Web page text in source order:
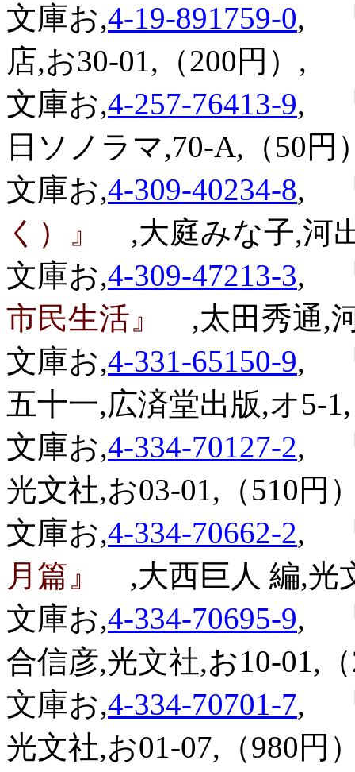
文庫お,4-19-891759-0,
店,お30-01,（200円）,
文庫お,4-257-76413-9,
日ソノラマ,70-A,（50円
文庫お,4-309-40234-8,
く）』 ,大庭みな子,河
文庫お,4-309-47213-3,
市民生活』 ,太田秀通,
文庫お,4-331-65150-9,
五十一,広済堂出版,オ5-
文庫お,4-334-70127-2,
光文社,お03-01,（510円
文庫お,4-334-70662-2,
月篇』 ,大西巨人 編,光
文庫お,4-334-70695-9,
合信彦,光文社,お10-01,
文庫お,4-334-70701-7,
光文社,お01-07,（980円